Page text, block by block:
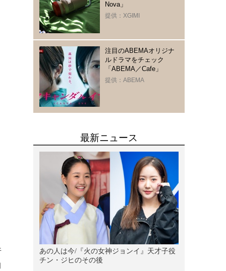
Nova」
提供：XGIMI
注目のABEMAオリジナ
ルドラマをチェック
「ABEMA／Cafe」
提供：ABEMA